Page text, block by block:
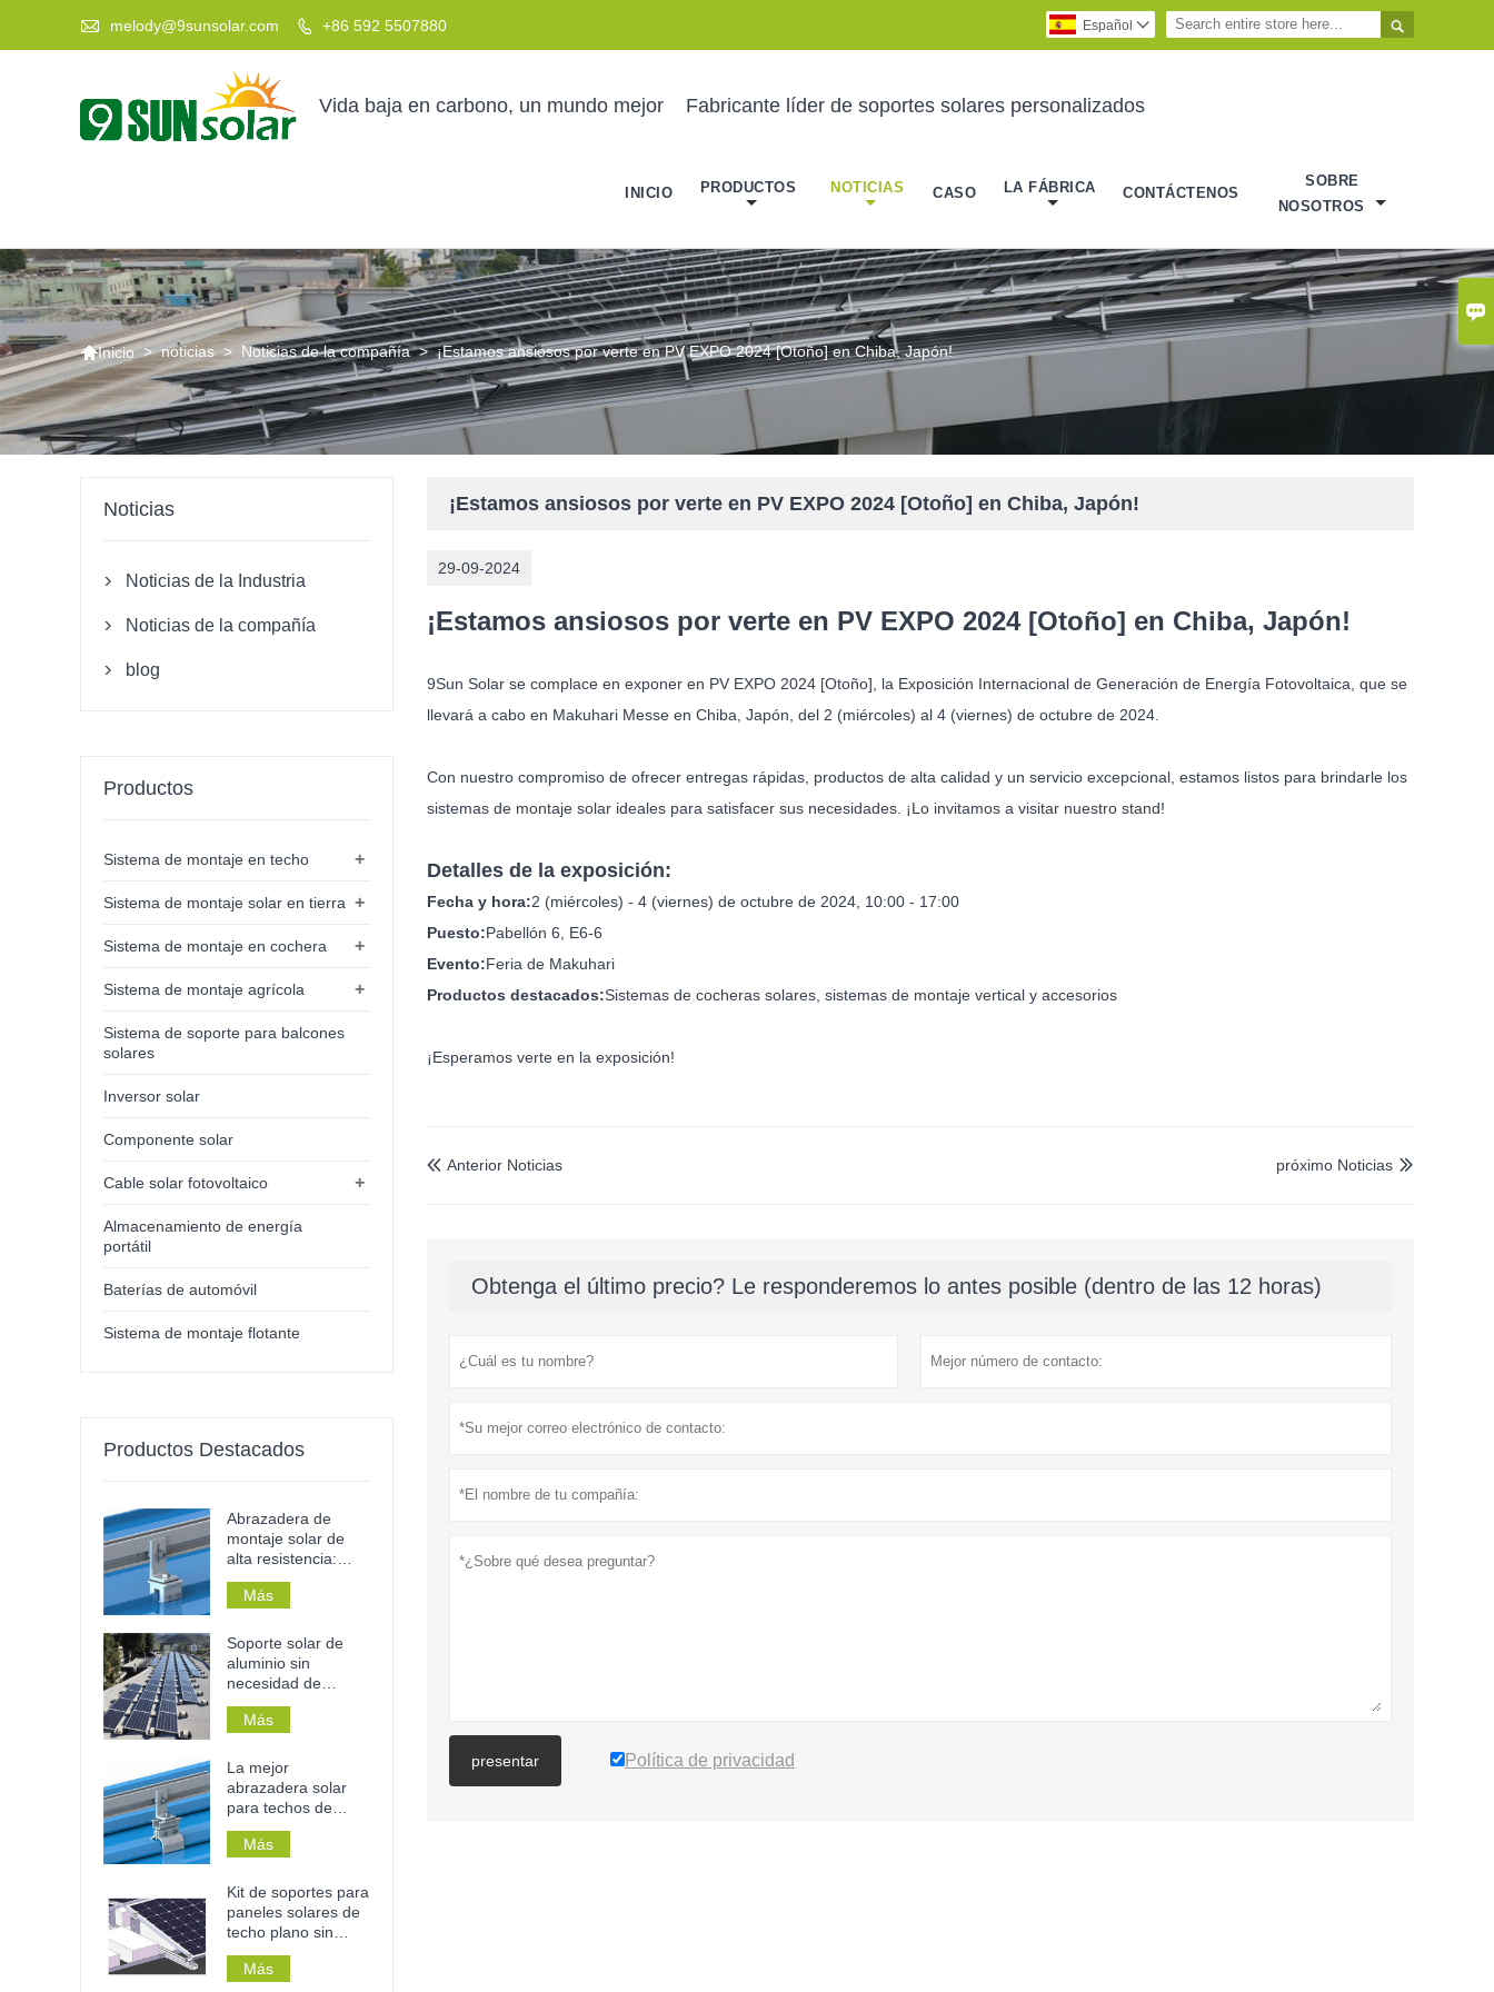

 melody@9sunsolar.com  +86 592 5507880 
Español 
Vida baja en carbono, un mundo mejor Fabricante líder de soportes solares personalizados
INICIO PRODUCTOS NOTICIAS CASO LA FÁBRICA CONTÁCTENOS
SOBRE
NOSOTROS
Inicio > noticias > Noticias de la compañía > ¡Estamos ansiosos por verte en PV EXPO 2024 [Otoño] en Chiba, Japón!
¡Estamos ansiosos por verte en PV EXPO 2024 [Otoño] en Chiba, Japón!
29-09-2024
¡Estamos ansiosos por verte en PV EXPO 2024 [Otoño] en Chiba, Japón!
9Sun Solar se complace en exponer en PV EXPO 2024 [Otoño], la Exposición Internacional de Generación de Energía Fotovoltaica, que se
llevará a cabo en Makuhari Messe en Chiba, Japón, del 2 (miércoles) al 4 (viernes) de octubre de 2024.
Con nuestro compromiso de ofrecer entregas rápidas, productos de alta calidad y un servicio excepcional, estamos listos para brindarle los
sistemas de montaje solar ideales para satisfacer sus necesidades. ¡Lo invitamos a visitar nuestro stand!
Detalles de la exposición:
Fecha y hora:2 (miércoles) - 4 (viernes) de octubre de 2024, 10:00 - 17:00
Puesto:Pabellón 6, E6-6
Evento:Feria de Makuhari
Productos destacados:Sistemas de cocheras solares, sistemas de montaje vertical y accesorios
¡Esperamos verte en la exposición!
 Anterior Noticias 
próximo Noticias
Obtenga el último precio? Le responderemos lo antes posible (dentro de las 12 horas)
presentar Política de privacidad
Noticias
 Noticias de la Industria
 Noticias de la compañía
 blog
Productos
+
Sistema de montaje en techo
+
Sistema de montaje solar en tierra
+
Sistema de montaje en cochera
+
Sistema de montaje agrícola
Sistema de soporte para balcones
solares
Inversor solar
Componente solar
+
Cable solar fotovoltaico
Almacenamiento de energía
portátil
Baterías de automóvil
Sistema de montaje flotante
Productos Destacados
Abrazadera de
montaje solar de
alta resistencia:
resistente a la
corrosión, sin
perforaciones y de
instalación sin
herramientas para
metálicos.
Más
Soporte solar de
aluminio sin
necesidad de
taladrar para techos
planos de
doméstico o
comercial.
Más
La mejor
abrazadera solar
para techos de
chapa con juntas
engatilladas.
Más
Kit de soportes para
paneles solares de
techo plano sin
perforaciones y
lastre para techos.
Más